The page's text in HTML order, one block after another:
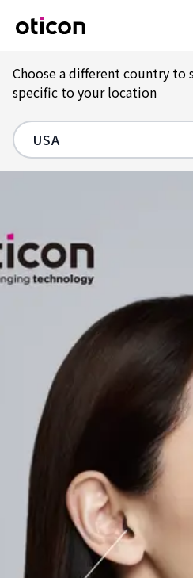
Choose a different country to
specific to your location